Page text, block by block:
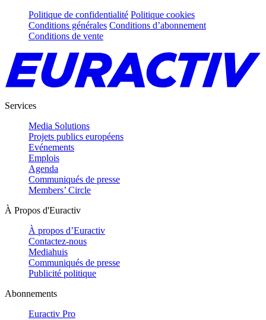
Politique de confidentialité Politique cookies
Conditions générales Conditions d’abonnement
Conditions de vente
Services
Media Solutions
Projets publics européens
Evénements
Emplois
Agenda
Communiqués de presse
Members’ Circle
À Propos d'Euractiv
À propos d’Euractiv
Contactez-nous
Mediahuis
Communiqués de presse
Publicité politique
Abonnements
Euractiv Pro